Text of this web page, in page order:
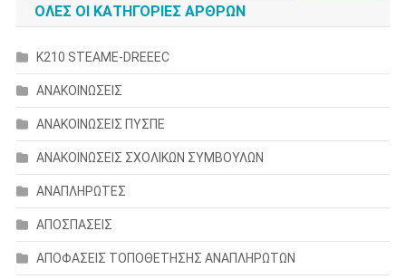
άρθρων
ΟΛΕΣ ΟΙ ΚΑΤΗΓΟΡΙΕΣ ΑΡΘΡΩΝ
K210 STEAME-DREEEC
ΑΝΑΚΟΙΝΩΣΕΙΣ
ΑΝΑΚΟΙΝΩΣΕΙΣ ΠΥΣΠΕ
ΑΝΑΚΟΙΝΩΣΕΙΣ ΣΧΟΛΙΚΩΝ ΣΥΜΒΟΥΛΩΝ
ΑΝΑΠΛΗΡΩΤΕΣ
ΑΠΟΣΠΑΣΕΙΣ
ΑΠΟΦΑΣΕΙΣ ΤΟΠΟΘΕΤΗΣΗΣ ΑΝΑΠΛΗΡΩΤΩΝ